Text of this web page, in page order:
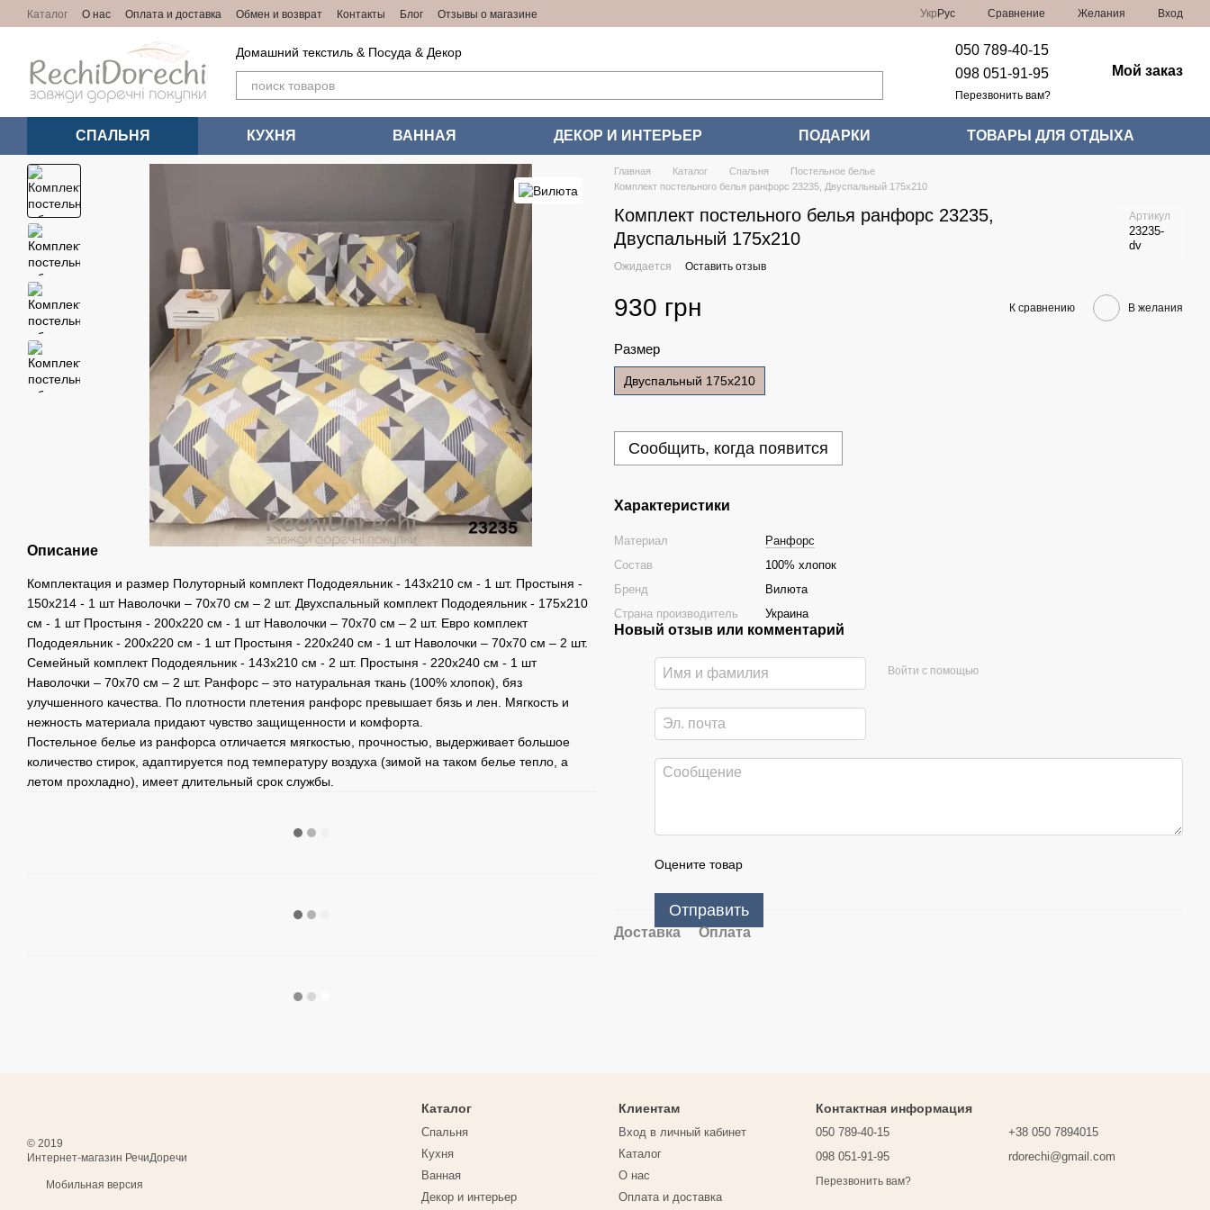
Перейти к основному контенту
Каталог О нас Оплата и доставка Обмен и возврат Контакты Блог Отзывы о магазине Укр Рус Сравнение Желания Вход
Домашний текстиль & Посуда & Декор
050 789-40-15
098 051-91-95
Перезвонить вам?
Мой заказ
СПАЛЬНЯ КУХНЯ ВАННАЯ ДЕКОР И ИНТЕРЬЕР ПОДАРКИ ТОВАРЫ ДЛЯ ОТДЫХА
Описание
Комплектация и размер Полуторный комплект Пододеяльник - 143x210 см - 1 шт. Простыня -
150x214 - 1 шт Наволочки – 70х70 см – 2 шт. Двухспальный комплект Пододеяльник - 175х210
см - 1 шт Простыня - 200х220 см - 1 шт Наволочки – 70х70 см – 2 шт. Евро комплект
Пододеяльник - 200х220 см - 1 шт Простыня - 220х240 см - 1 шт Наволочки – 70х70 см – 2 шт.
Семейный комплект Пододеяльник - 143х210 см - 2 шт. Простыня - 220х240 см - 1 шт
Наволочки – 70х70 см – 2 шт. Ранфорс – это натуральная ткань (100% хлопок), бяз
улучшенного качества. По плотности плетения ранфорс превышает бязь и лен. Мягкость и
нежность материала придают чувство защищенности и комфорта.
Постельное белье из ранфорса отличается мягкостью, прочностью, выдерживает большое
количество стирок, адаптируется под температуру воздуха (зимой на таком белье тепло, а
летом прохладно), имеет длительный срок службы.
Главная Каталог Спальня
Постельное белье
Комплект постельного белья ранфорс 23235, Двуспальный 175x210
Комплект постельного белья ранфорс 23235,
Двуспальный 175x210
Артикул
23235-
dv
Ожидается Оставить отзыв
930 грн К сравнению В желания
Размер
Двуспальный 175x210
Сообщить, когда появится
Характеристики
Материал
Ранфорс
Состав
100% хлопок
Бренд
Вилюта
Страна производитель
Украина
Новый отзыв или комментарий
Войти с помощью
Оцените товар
Отправить
Доставка Оплата
© 2019
Интернет-магазин РечиДоречи
Мобильная версия
Каталог
Спальня
Кухня
Ванная
Декор и интерьер
Клиентам
Вход в личный кабинет
Каталог
О нас
Оплата и доставка
Контактная информация
050 789-40-15
098 051-91-95
Перезвонить вам?
+38 050 7894015
rdorechi@gmail.com